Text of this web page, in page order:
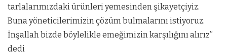
tarlalarımızdaki ürünleri yemesinden şikayetçiyiz.
Buna yöneticilerimizin çözüm bulmalarını istiyoruz.
İnşallah bizde böylelikle emeğimizin karşılığını alırız”
dedi